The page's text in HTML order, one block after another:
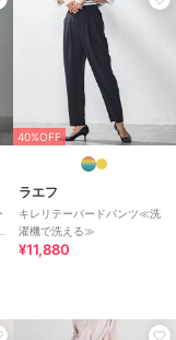
ル乾燥
仕上げ
リーニ
/無地
無地
40%OFF
ラエフ
キレリテーパードパンツ≪洗
濯機で洗える≫
¥11,880